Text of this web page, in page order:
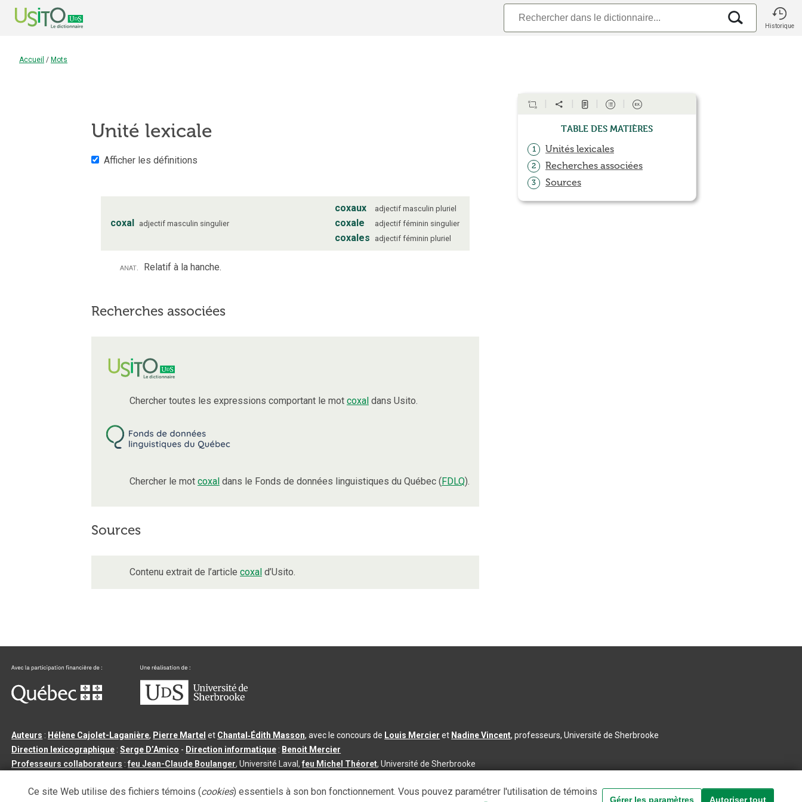
Historique
Accueil / Mots
Unité lexicale
Afficher les définitions
coxal adjectif masculin singulier
coxaux adjectif masculin pluriel
coxale adjectif féminin singulier
coxales adjectif féminin pluriel
anat. Relatif à la hanche.
Recherches associées
Chercher toutes les expressions comportant le mot coxal dans Usito.
Chercher le mot coxal dans le Fonds de données linguistiques du Québec (FDLQ).
Sources
Contenu extrait de l’article coxal d’Usito.
Table des matières
1 Unités lexicales
2 Recherches associées
3 Sources
Auteurs : Hélène Cajolet-Laganière, Pierre Martel et Chantal‑Édith Masson, avec le concours de Louis Mercier et Nadine Vincent, professeurs, Université de Sherbrooke
Direction lexicographique :Serge D’Amico - Direction informatique : Benoit Mercier
Professeurs collaborateurs :feu Jean-Claude Boulanger, Université Laval,feu Michel Théoret, Université de Sherbrooke
Tous droits réservés©Université de Sherbrooke |3.2.2- Dernière mise à jour du contenu :2026-08-03
Ce site Web utilise des fichiers témoins (cookies) essentiels à son bon fonctionnement. Vous pouvez paramétrer l'utilisation de témoins
Gérer les paramètres Autoriser tout